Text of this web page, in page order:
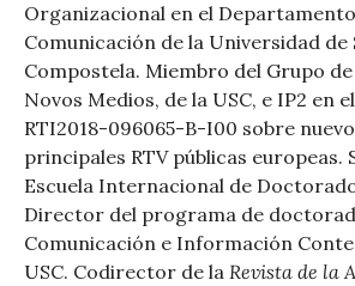
Organizacional en el
Comunicación de la Universidad de
Compostela. Miembro del Grupo
Novos Medios, de la USC, e IP2 en
RTI2018-096065-B-I00 sobre
principales RTV públicas europeas.
Escuela Internacional de
Director del programa de
Comunicación e Información
USC. Codirector de la Revista de la